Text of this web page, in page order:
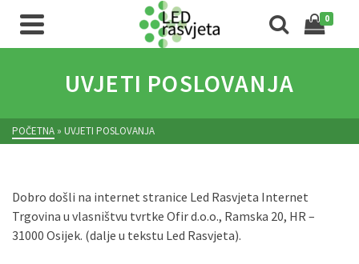
0
UVJETI POSLOVANJA
POČETNA » UVJETI POSLOVANJA
Dobro došli na internet stranice Led Rasvjeta Internet
Trgovina u vlasništvu tvrtke Ofir d.o.o., Ramska 20, HR –
31000 Osijek. (dalje u tekstu Led Rasvjeta).